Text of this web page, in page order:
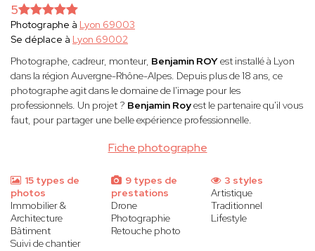
Fiche photographe
5
Photographe à Lyon 69003
Se déplace à Lyon 69002
Photographe, cadreur, monteur, Benjamin ROYest installé à Lyon
dans la région Auvergne-Rhône-Alpes. Depuis plus de 18 ans, ce
photographe agit dans le domaine de l'image pour les
professionnels. Un projet ? Benjamin Royest le partenaire qu'il vous
faut, pour partager une belle expérience professionnelle.
15 types de
photos
Immobilier &
Architecture
Bâtiment
Suivi de chantier
9 types de
prestations
Drone
Photographie
Retouche photo
3 styles
Artistique
Traditionnel
Lifestyle